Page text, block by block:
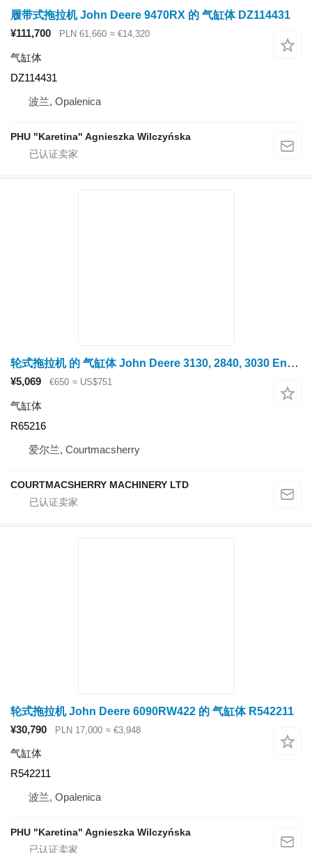
履带式拖拉机 John Deere 9470RX 的 气缸体 DZ114431
¥111,700
PLN 61,660 ≈ €14,320
气缸体
DZ114431
波兰, Opalenica
PHU "Karetina" Agnieszka Wilczyńska
轮式拖拉机 的 气缸体 John Deere 3130, 2840, 3030 Engine Block R65216, Ar67683, R55780, R46625
¥5,069 €650 ≈ US$751
气缸体
R65216
爱尔兰, Courtmacsherry
COURTMACSHERRY MACHINERY LTD
轮式拖拉机 John Deere 6090RW422 的 气缸体 R542211
¥30,790
PLN 17,000 ≈ €3,948
气缸体
R542211
波兰, Opalenica
PHU "Karetina" Agnieszka Wilczyńska